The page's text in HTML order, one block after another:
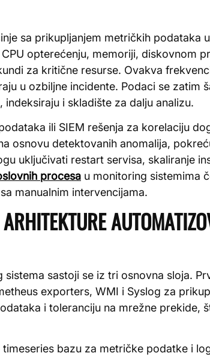
sa prikupljanjem metričkih podataka
opterećenju, memoriji, diskovnom
za kritične resurse. Ovakva
u ozbiljne incidente. Podaci se zatim
i skladište za dalju analizu.
ili SIEM rešenja za korelaciju
osnovu detektovanih anomalija,
uključivati restart servisa, skaliranje
procesa u monitoring sistemima
manualnim intervencijama.
sastoji se iz tri osnovna sloja.
exporters, WMI i Syslog za
i toleranciju na mrežne prekide,
bazu za metričke podatke i